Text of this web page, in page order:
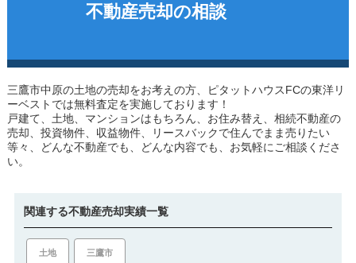
不動産売却の相談
三鷹市中原の土地の売却をお考えの方、ピタットハウスFCの東洋リ
ーベストでは無料査定を実施しております！
戸建て、土地、マンションはもちろん、お住み替え、相続不動産の
売却、投資物件、収益物件、リースバックで住んでまま売りたい
等々、どんな不動産でも、どんな内容でも、お気軽にご相談くださ
い。
関連する不動産売却実績一覧
土地 三鷹市